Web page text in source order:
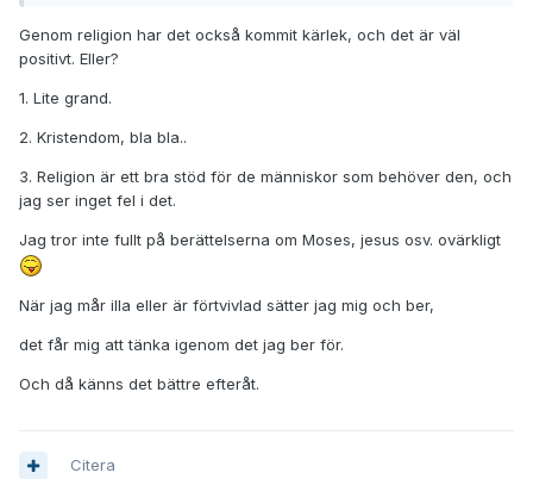
Genom religion har det också kommit kärlek, och det är väl
positivt. Eller?
1. Lite grand.
2. Kristendom, bla bla..
3. Religion är ett bra stöd för de människor som behöver den, och
jag ser inget fel i det.
Jag tror inte fullt på berättelserna om Moses, jesus osv. ovärkligt
När jag mår illa eller är förtvivlad sätter jag mig och ber,
det får mig att tänka igenom det jag ber för.
Och då känns det bättre efteråt.
Citera